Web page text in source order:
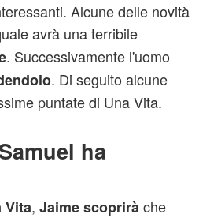
Alcune delle novità
avrà una terribile
. Successivamente l'uomo
. Di seguito alcune
puntate di Una Vita.
ha
Vita, Jaime scoprirà che